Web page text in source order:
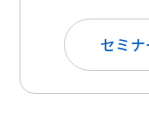
セミナ